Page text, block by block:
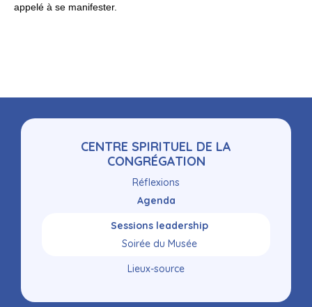
appelé à se manifester.
CENTRE SPIRITUEL DE LA
CONGRÉGATION
Réflexions
Agenda
Sessions leadership
Soirée du Musée
Lieux-source